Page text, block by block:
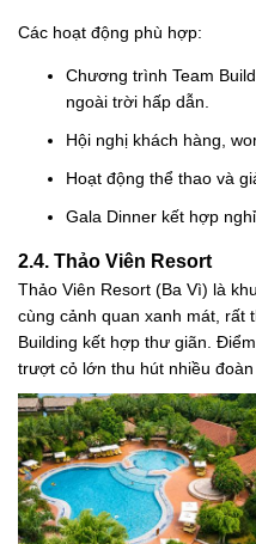
Các hoạt động phù hợp:
Chương trình Team
ngoài trời hấp dẫn.
Hội nghị khách hàng,
Hoạt động thể thao và
Gala Dinner kết hợp
2.4. Thảo Viên Resort
Thảo Viên Resort (Ba Vì) là
cùng cảnh quan xanh mát, rất
Building kết hợp thư giãn.
trượt cỏ lớn thu hút nhiều